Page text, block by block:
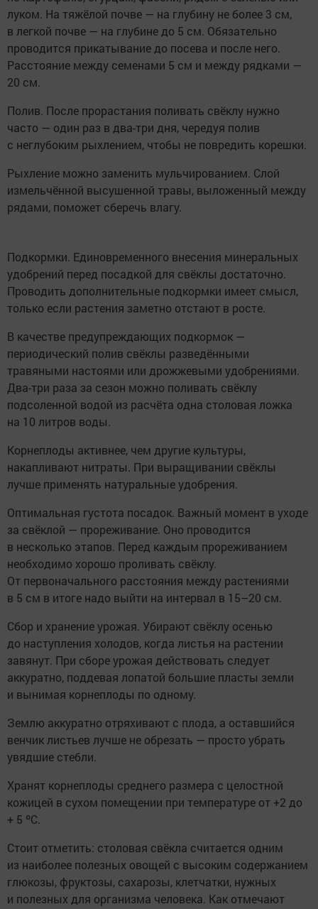
луком. На тяжёлой почве — на глубину не более 3 см,
в легкой почве — на глубине до 5 см. Обязательно
проводится прикатывание до посева и после него.
Расстояние между семенами 5 см и между рядками —
20 см.
Полив. После прорастания поливать свёклу нужно
часто — один раз в два-три дня, чередуя полив
с неглубоким рыхлением, чтобы не повредить корешки.
Рыхление можно заменить мульчированием. Слой
измельчённой высушенной травы, выложенный между
рядами, поможет сберечь влагу.
Подкормки. Единовременного внесения минеральных
удобрений перед посадкой для свёклы достаточно.
Проводить дополнительные подкормки имеет смысл,
только если растения заметно отстают в росте.
В качестве предупреждающих подкормок —
периодический полив свёклы разведёнными
травяными настоями или дрожжевыми удобрениями.
Два-три раза за сезон можно поливать свёклу
подсоленной водой из расчёта одна столовая ложка
на 10 литров воды.
Корнеплоды активнее, чем другие культуры,
накапливают нитраты. При выращивании свёклы
лучше применять натуральные удобрения.
Оптимальная густота посадок. Важный момент в уходе
за свёклой — прореживание. Оно проводится
в несколько этапов. Перед каждым прореживанием
необходимо хорошо проливать свёклу.
От первоначального расстояния между растениями
в 5 см в итоге надо выйти на интервал в 15–20 см.
Сбор и хранение урожая. Убирают свёклу осенью
до наступления холодов, когда листья на растении
завянут. При сборе урожая действовать следует
аккуратно, поддевая лопатой большие пласты земли
и вынимая корнеплоды по одному.
Землю аккуратно отряхивают с плода, а оставшийся
венчик листьев лучше не обрезать — просто убрать
увядшие стебли.
Хранят корнеплоды среднего размера с целостной
кожицей в сухом помещении при температуре от +2 до
+ 5 ºС.
Стоит отметить: столовая свёкла считается одним
из наиболее полезных овощей с высоким содержанием
глюкозы, фруктозы, сахарозы, клетчатки, нужных
и полезных для организма человека. Как отмечают